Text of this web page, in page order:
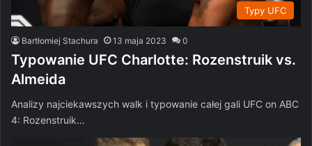
Typy UFC
Bartłomiej Stachura 13 maja 2023 0
Typowanie UFC Charlotte: Rozenstruik vs.
Almeida
Analizy najciekawszych walk i typowanie całej gali UFC on ABC
4: Rozenstruik…